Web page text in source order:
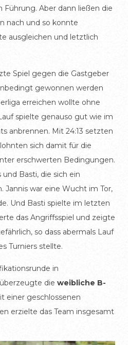
Führung. Aber dann ließen die
nach und so konnte
ausgleichen und letztlich
Spiel gegen die Gastgeber
gewonnen werden
erreichen wollte ohne
spielte genauso gut wie im
anbrennen. Mit 24:13 setzten
sich damit für die
erschwerten Bedingungen.
und Basti, die sich ein
Jannis war eine Wucht im Tor,
Und Basti spielte im letzten
das Angriffsspiel und zeigte
so dass abermals Lauf
Turniers stellte.
in
die weibliche B-
einer geschlossenen
erzielte das Team insgesamt